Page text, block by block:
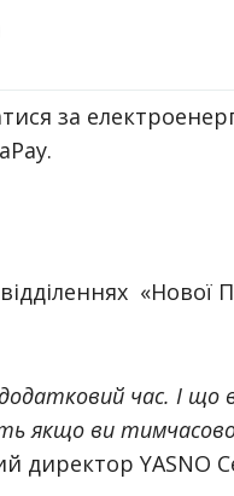
за
«Нової
час. І
якщо ви
директор YASNO